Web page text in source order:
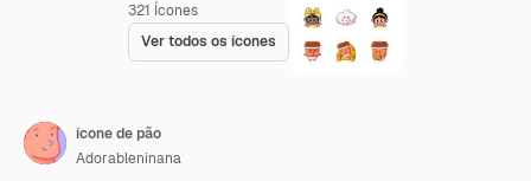
321 Ícones
Ver todos os ícones
ícone de pão
Adorableninana